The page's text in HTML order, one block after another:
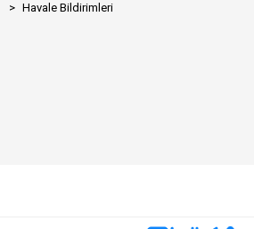
Havale Bildirimleri